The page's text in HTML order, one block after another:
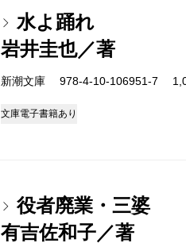
水よ踊れ
岩井圭也／著
新潮文庫 978-4-10-106951-7
文庫電子書籍あり
役者廃業・三婆
有吉佐和子／著